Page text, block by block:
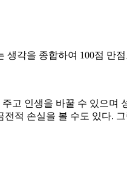
각을 종합하여 100점 만
고 인생을 바꿀 수 있으며
적 손실을 볼 수도 있다.